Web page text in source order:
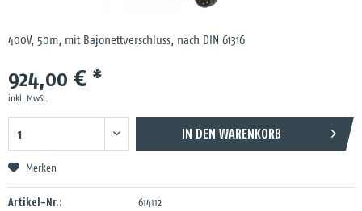
400V, 50m, mit Bajonettverschluss, nach DIN 61316
924,00 € *
inkl. MwSt.
IN DEN WARENKORB
Merken
Artikel-Nr.: 614112